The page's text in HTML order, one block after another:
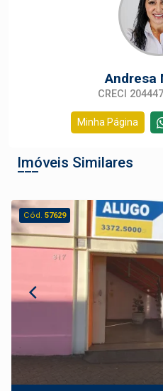
Andresa
CRECI
Minha Página
Imóveis Similares
Cód.57629